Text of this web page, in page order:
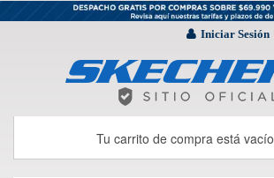
Iniciar Sesión
Tu carrito de compra está vacío